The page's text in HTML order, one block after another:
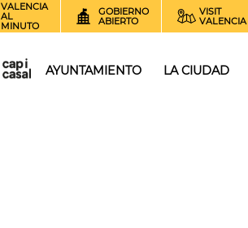
VALENCIA
AL
MINUTO
GOBIERNO
ABIERTO
VISIT
VALENCIA
AYUNTAMIENTO LA CIUDAD